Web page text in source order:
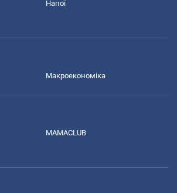
Напої
Макроекономіка
MAMACLUB